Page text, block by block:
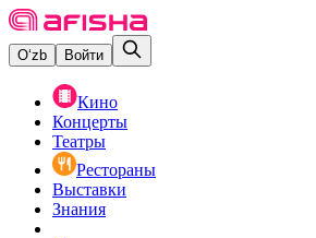
O‘zb Войти
Кино
Концерты
Театры
Рестораны
Выставки
Знания